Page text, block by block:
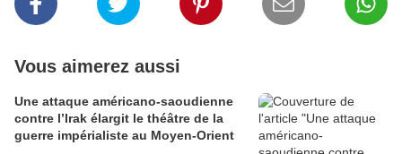
Vous aimerez aussi
Une attaque américano-saoudienne
contre l’Irak élargit le théâtre de la
guerre impérialiste au Moyen-Orient